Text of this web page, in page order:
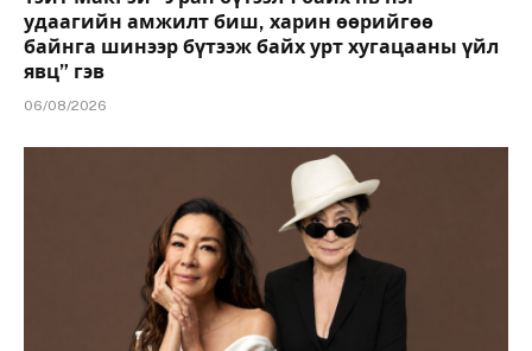
удаагийн амжилт биш, харин өөрийгөө
байнга шинээр бүтээж байх урт хугацааны үйл
явц” гэв
06/08/2026